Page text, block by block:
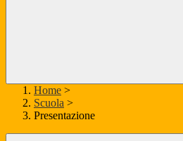
Home >
Scuola >
Presentazione